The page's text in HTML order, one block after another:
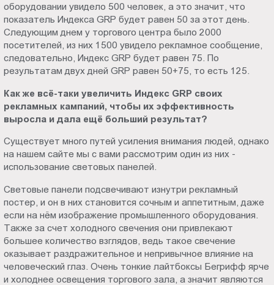
оборудовании увидело 500 человек, а это значит, что
показатель Индекса GRP будет равен 50 за этот день.
Следующим днем у торгового центра было 2000
посетителей, из них 1500 увидело рекламное сообщение,
следовательно, Индекс GRP будет равен 75. По
результатам двух дней GRP равен 50+75, то есть 125.
Как же всё-таки увеличить Индекс GRP своих
рекламных кампаний, чтобы их эффективность
выросла и дала ещё больший результат?
Существует много путей усиления внимания людей, однако
на нашем сайте мы с вами рассмотрим один из них -
использование световых панелей.
Световые панели подсвечивают изнутри рекламный
постер, и он в них становится сочным и аппетитным, даже
если на нём изображение промышленного оборудования.
Также за счет холодного свечения они привлекают
большее количество взглядов, ведь такое свечение
оказывает раздражительное и непривычное влияние на
человеческий глаз. Очень тонкие лайтбоксы Бегрифф ярче
и холоднее освещения торгового зала, а значит являются